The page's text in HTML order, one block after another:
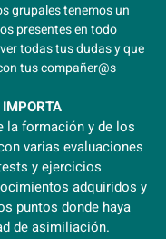
grupales tenemos un
presentes en todo
todas tus dudas y que
tus compañer@s
la formación y de los
varias evaluaciones
y ejercicios
adquiridos y
puntos donde haya
de asimiliación.